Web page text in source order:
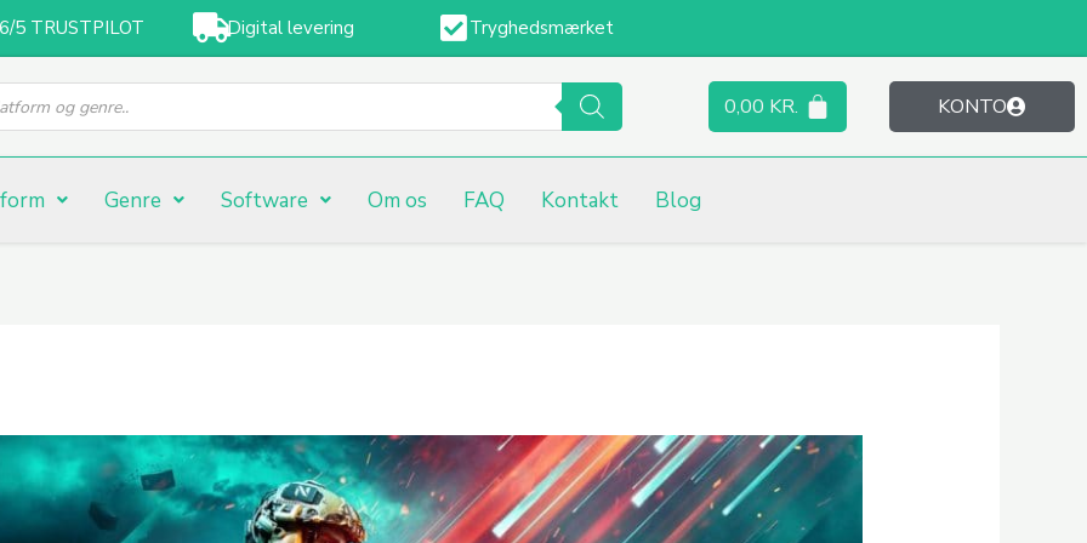
5 TRUSTPILOT Digital levering Tryghedsmærket
0,00 KR. KONTO
Genre Software Om os FAQ Kontakt Blog